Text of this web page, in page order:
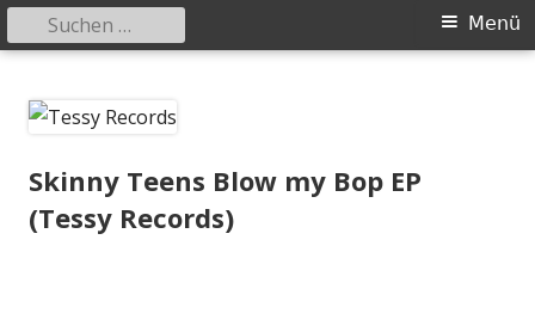
zum
Primäres
Menü
Suchen
nach:
Skinny Teens Blow my Bop EP
(Tessy Records)